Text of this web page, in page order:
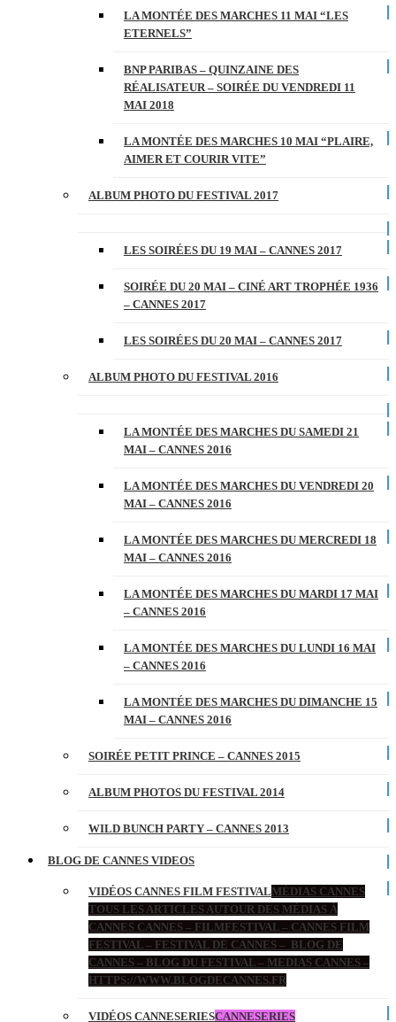
LA MONTÉE DES MARCHES 11 MAI “LES
ETERNELS”
BNP PARIBAS – QUINZAINE DES
RÉALISATEUR – SOIRÉE DU VENDREDI 11
MAI 2018
LA MONTÉE DES MARCHES 10 MAI “PLAIRE,
AIMER ET COURIR VITE”
ALBUM PHOTO DU FESTIVAL 2017
LES SOIRÉES DU 19 MAI – CANNES 2017
SOIRÉE DU 20 MAI – CINÉ ART TROPHÉE 1936
– CANNES 2017
LES SOIRÉES DU 20 MAI – CANNES 2017
ALBUM PHOTO DU FESTIVAL 2016
LA MONTÉE DES MARCHES DU SAMEDI 21
MAI – CANNES 2016
LA MONTÉE DES MARCHES DU VENDREDI 20
MAI – CANNES 2016
LA MONTÉE DES MARCHES DU MERCREDI 18
MAI – CANNES 2016
LA MONTÉE DES MARCHES DU MARDI 17 MAI
– CANNES 2016
LA MONTÉE DES MARCHES DU LUNDI 16 MAI
– CANNES 2016
LA MONTÉE DES MARCHES DU DIMANCHE 15
MAI – CANNES 2016
SOIRÉE PETIT PRINCE – CANNES 2015
ALBUM PHOTOS DU FESTIVAL 2014
WILD BUNCH PARTY – CANNES 2013
BLOG DE CANNES VIDEOS
VIDÉOS CANNES FILM FESTIVALMÉDIAS CANNES
TOUS LES ARTICLES AUTOUR DES MÉDIAS À
CANNES CANNES – FILMFESTIVAL – CANNES FILM
FESTIVAL – FESTIVAL DE CANNES – BLOG DE
CANNES – BLOG DU FESTIVAL – MEDIAS CANNES –
HTTPS://WWW.BLOGDECANNES.FR
VIDÉOS CANNESERIESCANNESERIES